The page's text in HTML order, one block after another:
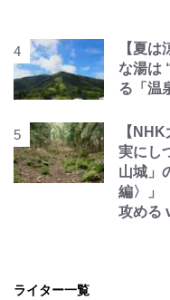
【夏
な湯は
る「温
【
実にし
山城」
編〉」
攻める
ライター一覧